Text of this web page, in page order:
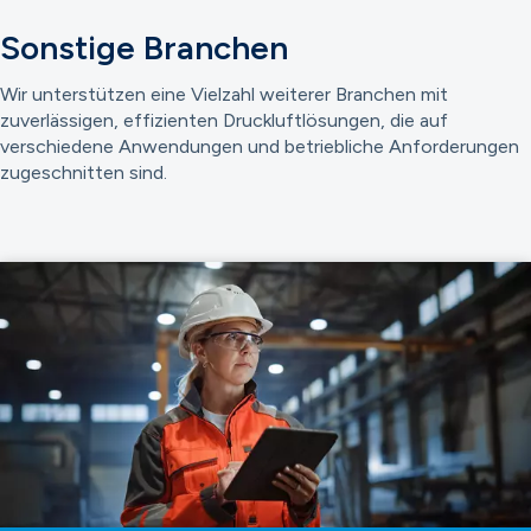
Sonstige Branchen
Wir unterstützen eine Vielzahl weiterer Branchen mit
zuverlässigen, effizienten Druckluftlösungen, die auf
verschiedene Anwendungen und betriebliche Anforderungen
zugeschnitten sind.